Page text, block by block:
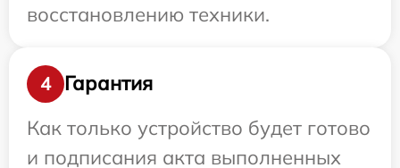
восстановлению техники.
4
Гарантия
Как только устройство будет готово
и подписания акта выполненных